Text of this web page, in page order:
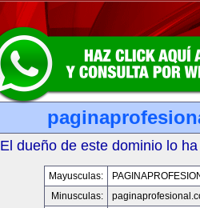
El dueño de este dominio lo
Mayusculas:
Minusculas: